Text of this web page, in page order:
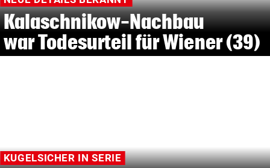
Kalaschnikow-Nachbau
war Todesurteil für Wiener (39)
KUGELSICHER IN SERIE